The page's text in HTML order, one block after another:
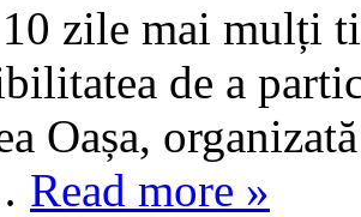
zile mai mulți
de a
Oașa,
Read more »